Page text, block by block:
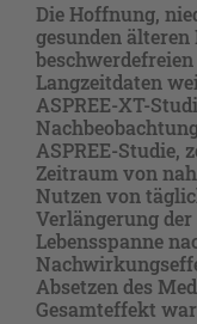
Die Hoffnung,
gesunden
Langzeitdaten
ASPREE-XT-
ASPREE-Studie,
Zeitraum von
Nutzen von
Verlängerung
Lebensspanne
Absetzen des
Gesamteffekt